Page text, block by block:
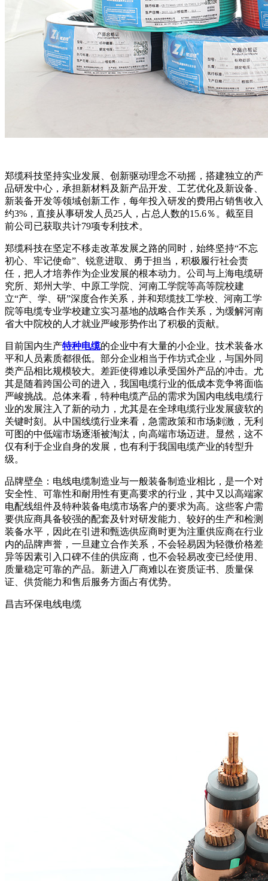
郑缆科技坚持实业发展、创新驱动理念不动摇，搭建独立的产
品研发中心，承担新材料及新产品开发、工艺优化及新设备、
新装备开发等领域创新工作，每年投入研发的费用占销售收入
约3%，直接从事研发人员25人，占总人数的15.6％。截至目
前公司已获取共计79项专利技术。
郑缆科技在坚定不移走改革发展之路的同时，始终坚持“不忘
初心、牢记使命”、锐意进取、勇于担当，积极履行社会责
任，把人才培养作为企业发展的根本动力。公司与上海电缆研
究所、郑州大学、中原工学院、河南工学院等高等院校建
立“产、学、研”深度合作关系，并和郑缆技工学校、河南工学
院等电缆专业学校建立实习基地的战略合作关系，为缓解河南
省大中院校的人才就业严峻形势作出了积极的贡献。
目前国内生产特种电缆的企业中有大量的小企业。技术装备水
平和人员素质都很低。部分企业相当于作坊式企业，与国外同
类产品相比规模较大。差距使得难以承受国外产品的冲击。尤
其是随着跨国公司的进入，我国电缆行业的低成本竞争将面临
严峻挑战。总体来看，特种电缆产品的需求为国内电线电缆行
业的发展注入了新的动力，尤其是在全球电缆行业发展疲软的
关键时刻。从中国线缆行业来看，急需政策和市场刺激，无利
可图的中低端市场逐渐被淘汰，向高端市场迈进。显然，这不
仅有利于企业自身的发展，也有利于我国电缆产业的转型升
级。
品牌壁垒：电线电缆制造业与一般装备制造业相比，是一个对
安全性、可靠性和耐用性有更高要求的行业，其中又以高端家
电配线组件及特种装备电缆市场客户的要求为高。这些客户需
要供应商具备较强的配套及针对研发能力、较好的生产和检测
装备水平，因此在引进和甄选供应商时更为注重供应商在行业
内的品牌声誉，一旦建立合作关系，不会轻易因为轻微价格差
异等因素引入口碑不佳的供应商，也不会轻易改变已经使用、
质量稳定可靠的产品。新进入厂商难以在资质证书、质量保
证、供货能力和售后服务方面占有优势。
昌吉环保电线电缆